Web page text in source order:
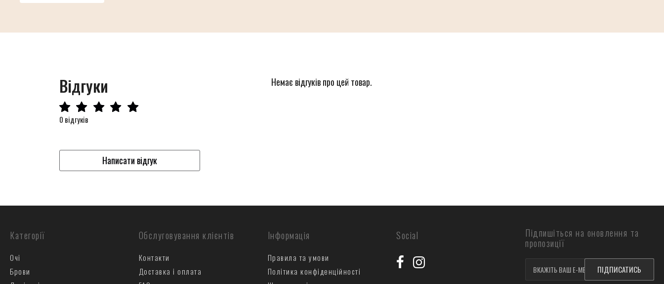
Відгуки
0 відгуків
Написати відгук
Немає відгуків про цей товар.
Категорії
Очі
Брови
Обслуговування клієнтів
Контакти
Доставка і оплата
Інформація
Правила та умови
Політика конфіденційності
Social
Підпишіться на оновлення та
пропозиції
ПІДПИСАТИСЬ